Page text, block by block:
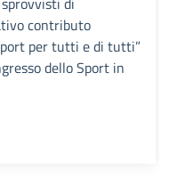
contributo
per tutti e di tutti”
dello Sport in